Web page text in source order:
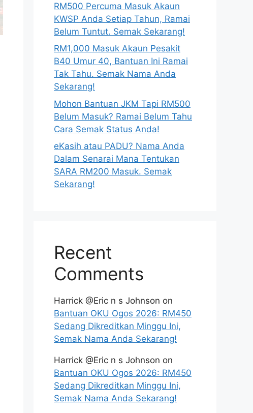
RM500 Percuma Masuk Akaun
KWSP Anda Setiap Tahun, Ramai
Belum Tuntut. Semak Sekarang!
RM1,000 Masuk Akaun Pesakit
B40 Umur 40, Bantuan Ini Ramai
Tak Tahu. Semak Nama Anda
Sekarang!
Mohon Bantuan JKM Tapi RM500
Belum Masuk? Ramai Belum Tahu
Cara Semak Status Anda!
eKasih atau PADU? Nama Anda
Dalam Senarai Mana Tentukan
SARA RM200 Masuk. Semak
Sekarang!
Recent
Comments
Harrick @Eric n s Johnson on
Bantuan OKU Ogos 2026: RM450
Sedang Dikreditkan Minggu Ini,
Semak Nama Anda Sekarang!
Harrick @Eric n s Johnson on
Bantuan OKU Ogos 2026: RM450
Sedang Dikreditkan Minggu Ini,
Semak Nama Anda Sekarang!